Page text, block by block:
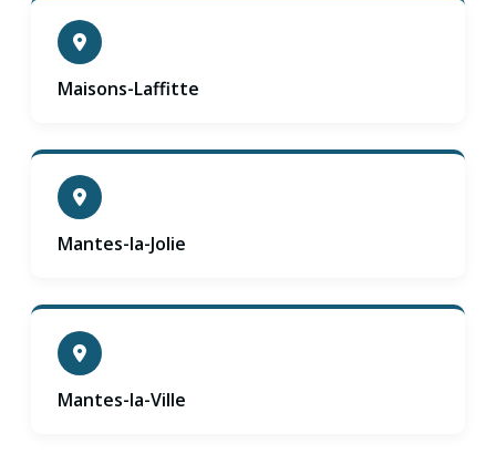
Maisons-Laffitte
Mantes-la-Jolie
Mantes-la-Ville